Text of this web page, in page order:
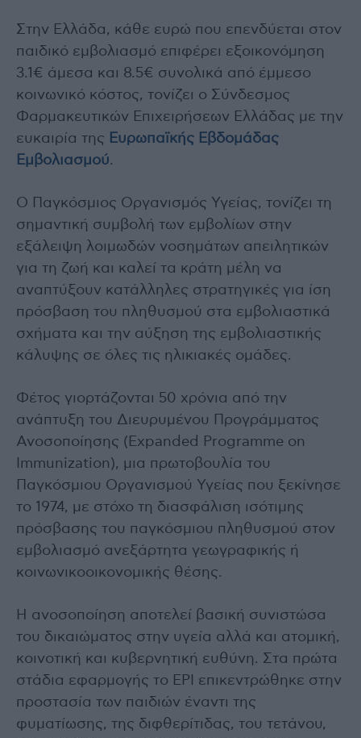
Στην Ελλάδα, κάθε ευρώ που επενδύεται στον
παιδικό εμβολιασμό επιφέρει εξοικονόμηση
3.1€ άμεσα και 8.5€ συνολικά από έμμεσο
κοινωνικό κόστος, τονίζει ο Σύνδεσμος
Φαρμακευτικών Επιχειρήσεων Ελλάδας με την
ευκαιρία της Ευρωπαϊκής Εβδομάδας
Εμβολιασμού.
Ο Παγκόσμιος Οργανισμός Υγείας, τονίζει τη
σημαντική συμβολή των εμβολίων στην
εξάλειψη λοιμωδών νοσημάτων απειλητικών
για τη ζωή και καλεί τα κράτη μέλη να
αναπτύξουν κατάλληλες στρατηγικές για ίση
πρόσβαση του πληθυσμού στα εμβολιαστικά
σχήματα και την αύξηση της εμβολιαστικής
κάλυψης σε όλες τις ηλικιακές ομάδες.
Φέτος γιορτάζονται 50 χρόνια από την
ανάπτυξη του Διευρυμένου Προγράμματος
Ανοσοποίησης (Expanded Programme on
Immunization), μια πρωτοβουλία του
Παγκόσμιου Οργανισμού Υγείας που ξεκίνησε
το 1974, με στόχο τη διασφάλιση ισότιμης
πρόσβασης του παγκόσμιου πληθυσμού στον
εμβολιασμό ανεξάρτητα γεωγραφικής ή
κοινωνικοοικονομικής θέσης.
Η ανοσοποίηση αποτελεί βασική συνιστώσα
του δικαιώματος στην υγεία αλλά και ατομική,
κοινοτική και κυβερνητική ευθύνη. Στα πρώτα
στάδια εφαρμογής το EPI επικεντρώθηκε στην
προστασία των παιδιών έναντι της
φυματίωσης, της διφθερίτιδας, του τετάνου,